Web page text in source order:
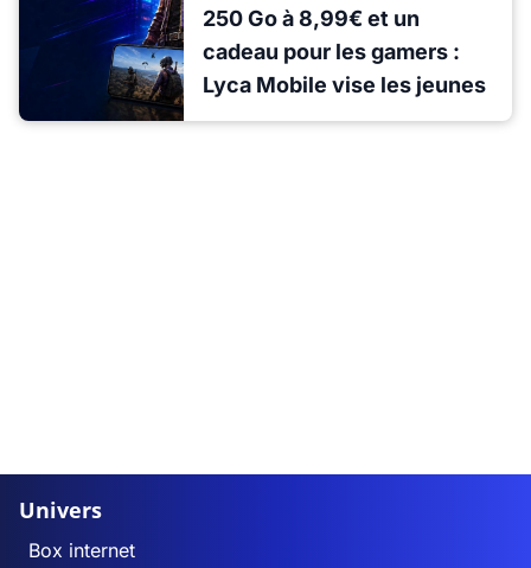
250 Go à 8,99€ et un
cadeau pour les gamers :
Lyca Mobile vise les jeunes
Univers
Box internet